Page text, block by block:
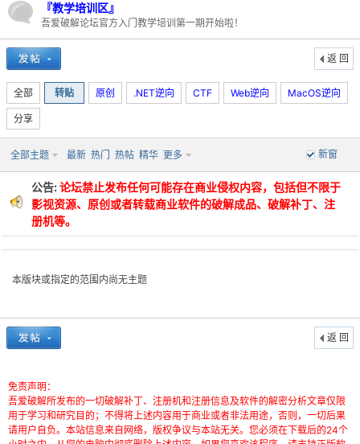
po
jie.
『教学培训区』
吾爱破解论坛官方入门教学培训第一期开始啦！
返 回
全部 转贴 原创 .NET逆向 CTF Web逆向 MacOS逆向
分享
新窗
全部主题 最新 热门 热帖 精华 更多
公告:论坛禁止发布任何可能存在商业侵权内容，包括但不限于
影视资源、原创或者转载商业软件的破解成品、破解补丁、注
册机等。
本版块或指定的范围内尚无主题
返 回
免责声明：
吾爱破解所发布的一切破解补丁、注册机和注册信息及软件的解密分析文章仅限
用于学习和研究目的；不得将上述内容用于商业或者非法用途，否则，一切后果
请用户自负。本站信息来自网络，版权争议与本站无关。您必须在下载后的24个